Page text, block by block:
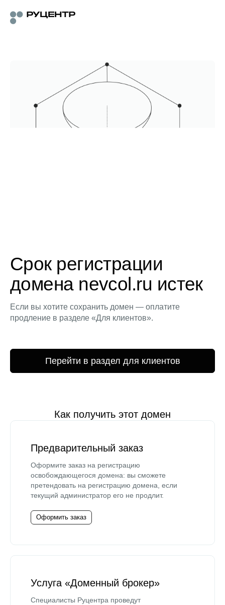
Срок регистрации
домена nevcol.ru истек
Если вы хотите сохранить домен — оплатите
продление в разделе «Для клиентов».
Перейти в раздел для клиентов
Как получить этот домен
Предварительный заказ
Оформите заказ на регистрацию
освобождающегося домена: вы сможете
претендовать на регистрацию домена, если
текущий администратор его не продлит.
Оформить заказ
Услуга «Доменный брокер»
Специалисты Руцентра проведут